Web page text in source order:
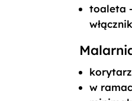
toaleta
w